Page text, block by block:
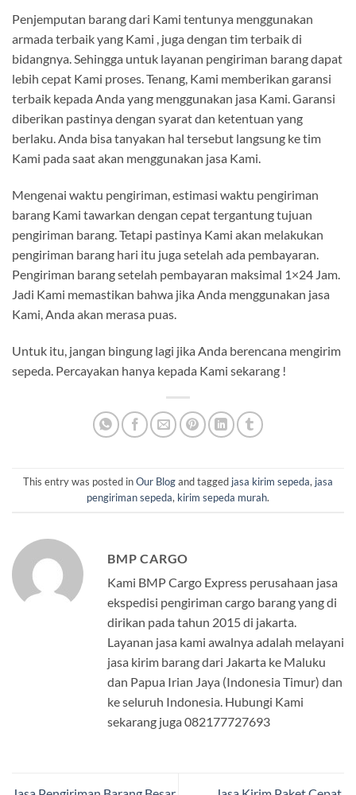
Penjemputan barang dari Kami tentunya menggunakan
armada terbaik yang Kami , juga dengan tim terbaik di
bidangnya. Sehingga untuk layanan pengiriman barang dapat
lebih cepat Kami proses. Tenang, Kami memberikan garansi
terbaik kepada Anda yang menggunakan jasa Kami. Garansi
diberikan pastinya dengan syarat dan ketentuan yang
berlaku. Anda bisa tanyakan hal tersebut langsung ke tim
Kami pada saat akan menggunakan jasa Kami.
Mengenai waktu pengiriman, estimasi waktu pengiriman
barang Kami tawarkan dengan cepat tergantung tujuan
pengiriman barang. Tetapi pastinya Kami akan melakukan
pengiriman barang hari itu juga setelah ada pembayaran.
Pengiriman barang setelah pembayaran maksimal 1×24 Jam.
Jadi Kami memastikan bahwa jika Anda menggunakan jasa
Kami, Anda akan merasa puas.
Untuk itu, jangan bingung lagi jika Anda berencana mengirim
sepeda. Percayakan hanya kepada Kami sekarang !
This entry was posted inOur Blogand tagged jasa kirim sepeda, jasa
pengiriman sepeda, kirim sepeda murah.
BMP CARGO
Kami BMP Cargo Express perusahaan jasa
ekspedisi pengiriman cargo barang yang di
dirikan pada tahun 2015 di jakarta.
Layanan jasa kami awalnya adalah melayani
jasa kirim barang dari Jakarta ke Maluku
dan Papua Irian Jaya (Indonesia Timur) dan
ke seluruh Indonesia. Hubungi Kami
sekarang juga 082177727693